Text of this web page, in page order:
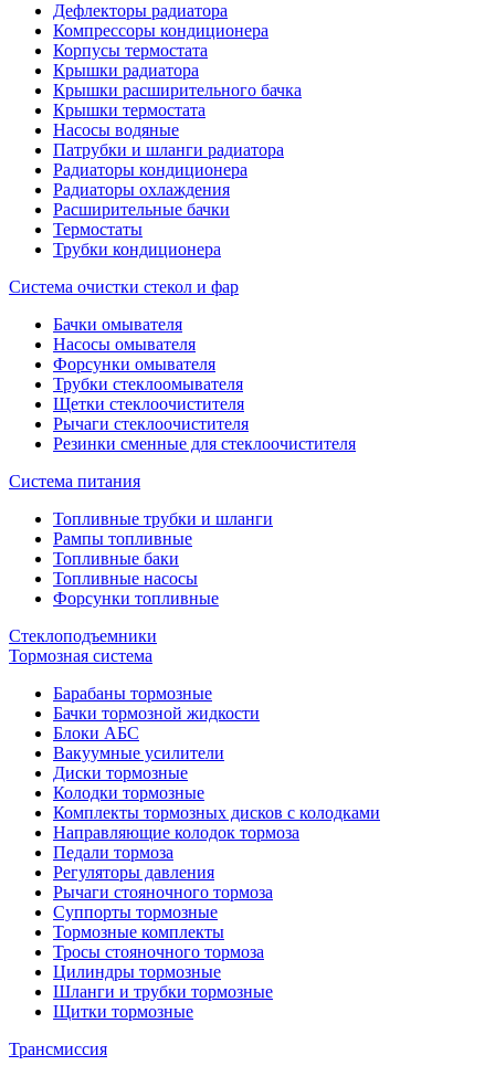
Дефлекторы радиатора
Компрессоры кондиционера
Корпусы термостата
Крышки радиатора
Крышки расширительного бачка
Крышки термостата
Насосы водяные
Патрубки и шланги радиатора
Радиаторы кондиционера
Радиаторы охлаждения
Расширительные бачки
Термостаты
Трубки кондиционера
Система очистки стекол и фар
Бачки омывателя
Насосы омывателя
Форсунки омывателя
Трубки стеклоомывателя
Щетки стеклоочистителя
Рычаги стеклоочистителя
Резинки сменные для стеклоочистителя
Система питания
Топливные трубки и шланги
Рампы топливные
Топливные баки
Топливные насосы
Форсунки топливные
Стеклоподъемники
Тормозная система
Барабаны тормозные
Бачки тормозной жидкости
Блоки АБС
Вакуумные усилители
Диски тормозные
Колодки тормозные
Комплекты тормозных дисков с колодками
Направляющие колодок тормоза
Педали тормоза
Регуляторы давления
Рычаги стояночного тормоза
Суппорты тормозные
Тормозные комплекты
Тросы стояночного тормоза
Цилиндры тормозные
Шланги и трубки тормозные
Щитки тормозные
Трансмиссия